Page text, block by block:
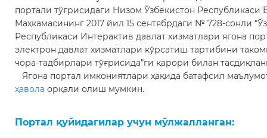
портали тўғрисидаги Низом Ўзбекистон Республикаси
Маҳкамасининг 2017 йил 15 сентябрдаги № 728-сонли
Республикаси Интерактив давлат хизматлари ягона
электрон давлат хизматлари кўрсатиш тартибини
чора-тадбирлари тўғрисида”ги қарори билан
Ягона портал имкониятлари ҳақида батафсил
ҳавола орқали олиш мумкин.
Портал қуйидагилар учун мўлжалланган: